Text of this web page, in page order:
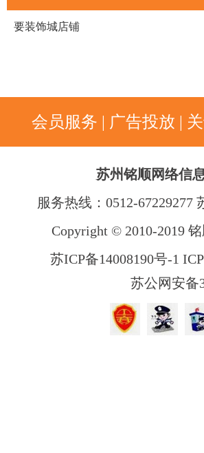
要装饰城店铺
会员服务 | 广告投放 |
苏州铭顺网络信
服务热线：0512-
Copyright © 2010-2019
苏ICP备14008190号-1
苏公网安备